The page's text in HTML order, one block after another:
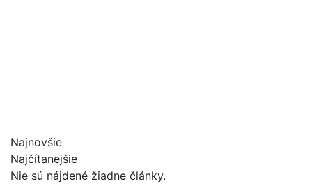
Najnovšie
Najčítanejšie
Nie sú nájdené žiadne články.